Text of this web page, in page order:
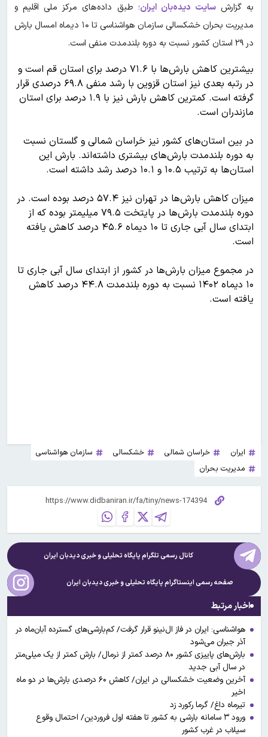
به گزارشسایت دیده‌بان ایران؛ طبق داده‌های مرکز ملی اقلیم و
مدیریت بحران خشکسالی سازمان هواشناسی تا ۱۰ دیماه امسال بارش
در ۲۹ استان کشور نسبت به دوره بلندمدت منفی است.
بیشترین کاهش بارش‌ها با ۷۱.۶ درصد برای استان قم است و
در رتبه بعدی نیز استان قزوین با رشد منفی ۶۹.۸ درصدی قرار
گرفته است. کمترین کاهش بارش نیز با ۱.۹ درصد برای استان
مازندران است.
در بین استان‌های کشور نیز خراسان شمالی و گلستان نسبت
به دوره بلندمدت بارش‌های بیشتری داشته‌اند. بارش این
استان‌ها به ترتیب ۱۰.۵ و ۱۰.۱ درصد رشد داشته است.
میزان کاهش بارش‌ها در تهران نیز ۵۷.۴ درصد بوده است. در
دوره بلندمدت بارش‌ها در پایتخت ۷۹.۵ میلیمتر بوده که از
ابتدای سال آبی جاری تا ۱۰ دیماه ۴۵.۶ درصد کاهش یافته
است.
در مجموع میزان بارش‌ها در کشور از ابتدای سال آبی جاری تا
۱۰ دیماه ۱۴۰۲ نسبت به دوره بلندمدت ۴۴.۸ درصد کاهش
یافته است.
ایران خراسان شمالی خشکسالی
سازمان هواشناسی
مدیریت بحران
کانال رسمی تلگرام پایگاه تحلیلی و خبریدیدبان ایران
صفحه رسمی اینستاگرام پایگاه تحلیلی و خبریدیدبان ایران
اخبار مرتبط
هواشناسی: ایران در فاز ال‌نینو قرار گرفت/ کم‌بارشی‌های گسترده آبان‌ماه در
آذر جبران می‌شود
بارش‌های پاییزی کشور ۸۰ درصد کمتر از نرمال/ بارش کمتر از یک میلی‌متر
در سال آبی جدید
آخرین وضعیت خشکسالی در ایران/ کاهش ۶۰ درصدی بارش‌ها در دو ماه
اخیر
تیرماه داغ/ گرما رکورد زد
ورود ۳ سامانه بارشی به کشور تا هفته اول فروردین/ احتمال وقوع
سیلاب در غرب کشور